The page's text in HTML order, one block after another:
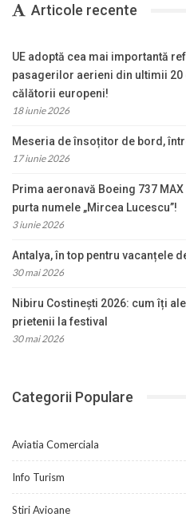
Articole recente
UE adoptă cea mai importantă
pasagerilor aerieni din ultimii 20
călătorii europeni!
18 iunie 2026
Meseria de însoțitor de bord,
17 iunie 2026
Prima aeronavă Boeing 737
purta numele „Mircea Lucescu”!
3 iunie 2026
Antalya, în top pentru vacanțele
30 mai 2026
Nibiru Costinești 2026: cum îți
prietenii la festival
30 mai 2026
Categorii Populare
Aviatia Comerciala
Info Turism
Stiri Avioane